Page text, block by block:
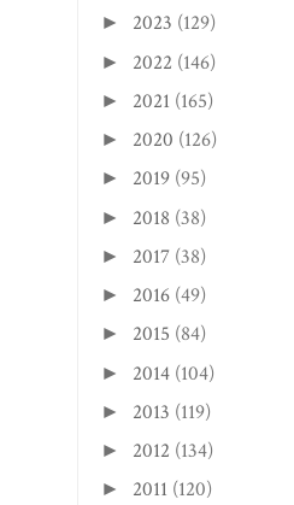
► 2023 (129)
► 2022 (146)
► 2021 (165)
► 2020 (126)
► 2019 (95)
► 2018 (38)
► 2017 (38)
► 2016 (49)
► 2015 (84)
► 2014 (104)
► 2013 (119)
► 2012 (134)
► 2011 (120)